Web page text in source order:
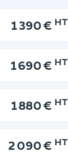
1 390 € HT
1 690 € HT
1 880 € HT
2 090 € HT